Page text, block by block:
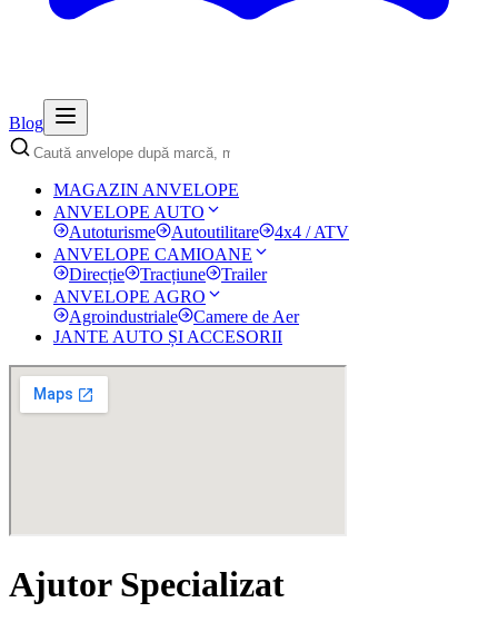
Blog
MAGAZIN ANVELOPE
ANVELOPE AUTO
Autoturisme
Autoutilitare
4x4 / ATV
ANVELOPE CAMIOANE
Direcție
Tracțiune
Trailer
ANVELOPE AGRO
Agroindustriale
Camere de Aer
JANTE AUTO ȘI ACCESORII
Ajutor Specializat